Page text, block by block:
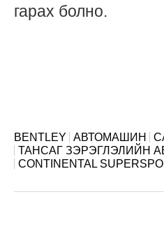
гарах болно.
BENTLEY АВТОМАШИН
ТАНСАГ ЗЭРЭГЛЭЛИЙН
CONTINENTAL